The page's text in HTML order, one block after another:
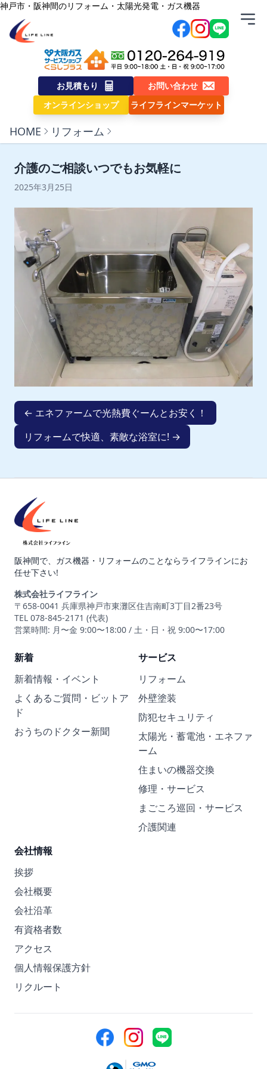
内容をスキップ
神戸市・阪神間のリフォーム・太陽光発電・ガス機器
株式会社ライフライン
お見積もり
お問い合わせ
オンラインショップ
ライフラインマーケット
HOME リフォーム
介護のご相談いつでもお気軽に
2025年3月25日
← エネファームで光熱費ぐーんとお安く！
リフォームで快適、素敵な浴室に! →
阪神間で、ガス機器・リフォームのことならライフラインにお
任せ下さい!
株式会社ライフライン
〒658-0041 兵庫県神戸市東灘区住吉南町3丁目2番23号
TEL 078-845-2171 (代表)
営業時間: 月〜金 9:00〜18:00 / 土・日・祝 9:00〜17:00
新着
新着情報・イベント
よくあるご質問・ビットア
ド
おうちのドクター新聞
サービス
リフォーム
外壁塗装
防犯セキュリティ
太陽光・蓄電池・エネファ
ーム
住まいの機器交換
修理・サービス
まごころ巡回・サービス
介護関連
会社情報
挨拶
会社概要
会社沿革
有資格者数
アクセス
個人情報保護方針
リクルート